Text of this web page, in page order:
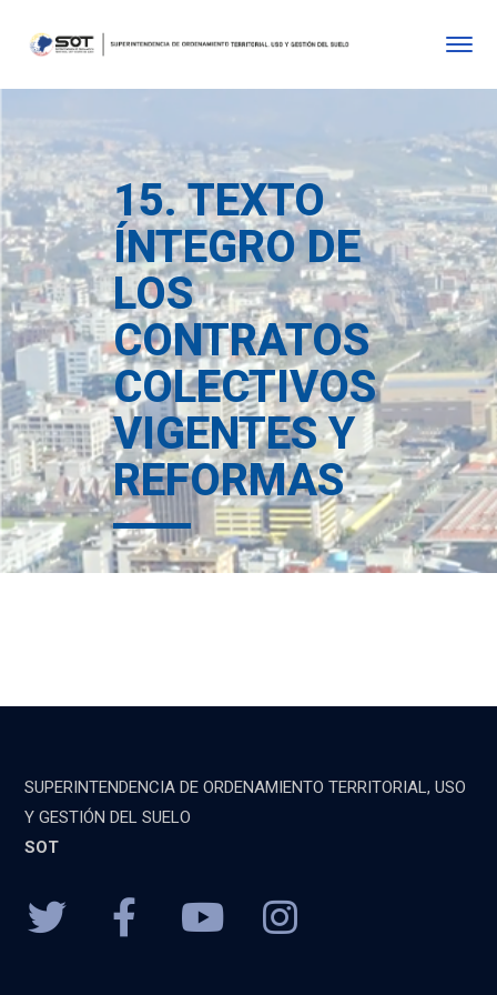
15. TEXTO
ÍNTEGRO DE
LOS
CONTRATOS
COLECTIVOS
VIGENTES Y
REFORMAS
SUPERINTENDENCIA DE ORDENAMIENTO TERRITORIAL, USO
Y GESTIÓN DEL SUELO
SOT